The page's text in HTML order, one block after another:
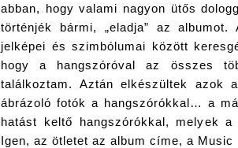
abban, hogy valami nagyon ütős
történjék bármi, „eladja” az albumot.
jelképei és szimbólumai között
hogy a hangszóróval az összes
találkoztam. Aztán elkészültek azok
ábrázoló fotók a hangszórókkal… a
hatást keltő hangszórókkal, melyek a
Igen, az ötletet az album címe, a